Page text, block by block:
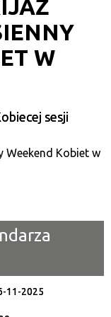
W
sesji
11-2025